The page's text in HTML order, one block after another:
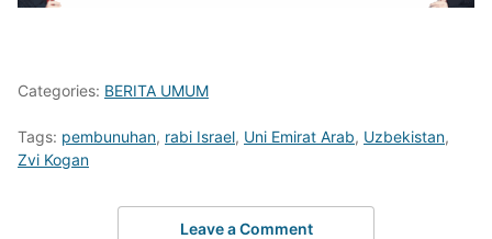
Categories: BERITA UMUM
Tags: pembunuhan, rabi Israel, Uni Emirat Arab, Uzbekistan,
Zvi Kogan
Leave a Comment